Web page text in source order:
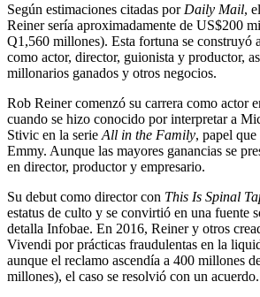
Según estimaciones citadas por Daily Mail,
Reiner sería aproximadamente de US$200
Q1,560 millones). Esta fortuna se construyó
como actor, director, guionista y productor,
millonarios ganados y otros negocios.
Rob Reiner comenzó su carrera como actor
cuando se hizo conocido por interpretar a
Stivic en la serie All in the Family, papel
Emmy. Aunque las mayores ganancias se
en director, productor y empresario.
Su debut como director con This Is Spinal
estatus de culto y se convirtió en una fuente
detalla Infobae. En 2016, Reiner y otros
Vivendi por prácticas fraudulentas en la
aunque el reclamo ascendía a 400 millones
millones), el caso se resolvió con un acuerdo.